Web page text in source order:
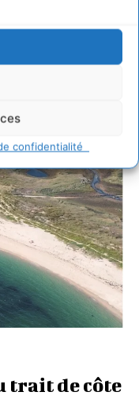
confidentialité
trait de côte